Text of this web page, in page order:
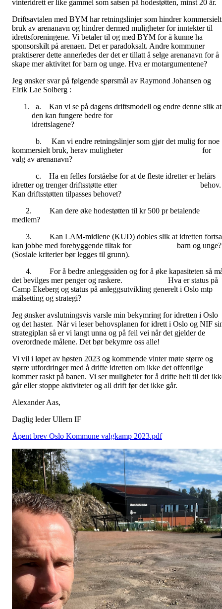
vinteridrett er like gammel som satsen på hodestøtten, minst 20 år.
Driftsavtalen med BYM har retningslinjer som hindrer kommersielt
bruk av arenanavn og hindrer dermed muligheter for inntekter til
idrettsforeningene. Vi betaler til og med BYM for å kunne ha
sponsorskilt på arenaen. Det er paradoksalt. Andre kommuner
praktiserer dette annerledes der det er tillatt å selge arenanavn for å
skape mer aktivitet for barn og unge. Hva er motargumentene?
Jeg ønsker svar på følgende spørsmål av Raymond Johansen og
Eirik Lae Solberg :
a. Kan vi se på dagens driftsmodell og endre denne slik at
den kan fungere bedre for
idrettslagene?
b. Kan vi endre retningslinjer som gjør det mulig for noe
kommersielt bruk, herav muligheter for
valg av arenanavn?
c. Ha en felles forståelse for at de fleste idretter er helårs
idretter og trenger driftsstøtte etter behov.
Kan driftsstøtten tilpasses behovet?
2. Kan dere øke hodestøtten til kr 500 pr betalende
medlem?
3. Kan LAM-midlene (KUD) dobles slik at idretten
kan jobbe med forebyggende tiltak for barn og unge?
(Sosiale kriterier bør legges til grunn).
4. For å bedre anleggssiden og for å øke kapasiteten så
det bevilges mer penger og raskere. Hva er status på
Camp Ekeberg og status på anleggsutvikling generelt i Oslo mtp
målsetting og strategi?
Jeg ønsker avslutningsvis varsle min bekymring for idretten i Oslo
og det haster. Når vi leser behovsplanen for idrett i Oslo og NIF
strategiplan så er vi langt unna og på feil vei når det gjelder de
overordnede målene. Det bør bekymre oss alle!
Vi vil i løpet av høsten 2023 og kommende vinter møte større og
større utfordringer med å drifte idretten om ikke det offentlige
kommer raskt på banen. Vi ser muligheter for å drifte helt til det
går eller stoppe aktiviteter og all drift før det ikke går.
Alexander Aas,
Daglig leder Ullern IF
Åpent brev Oslo Kommune valgkamp 2023.pdf